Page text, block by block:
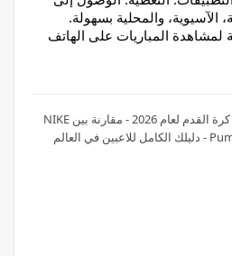
الآسيوية، والمحلية بسهولة.
لمشاهدة المباريات على الهاتف
أفضل أحذية كرة القدم لعام 2026 - مقارنة بين NIKE
وAdidas وPuma - دليلك الكامل للاعبين في العالم